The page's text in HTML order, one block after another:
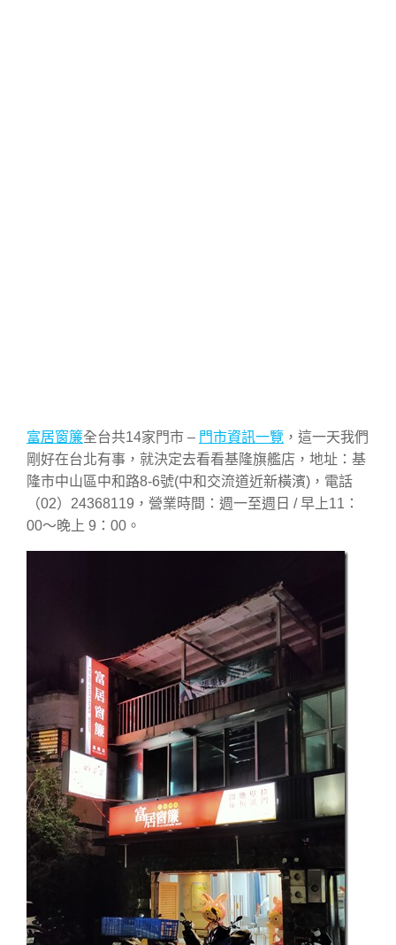
富居窗簾全台共14家門市 – 門市資訊一覽 ，這一天我們
剛好在台北有事，就決定去看看基隆旗艦店，地址：基
隆市中山區中和路8-6號(中和交流道近新橫濱)，電話
（02）24368119，營業時間：週一至週日 / 早上11：
00～晚上 9：00。